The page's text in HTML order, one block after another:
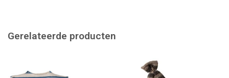
Gerelateerde producten